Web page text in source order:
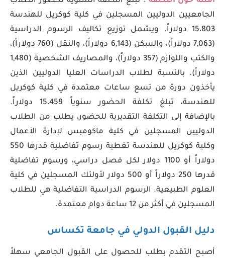
الجامعيين الدوليين المسجلين في كلية كوكريل للهندسة
15،803 دولاراً. ويشمل توزيع تكاليف الرسوم الدراسية
(7,063 دولاراً)، والسكن (6,143 دولاراً)، والنقل (760 دولاراً)،
والكتب واللوازم (357 دولاراً)، والمصاريف الشخصية (1,480
دولاراً). بالنسبة لطلاب الدراسات العليا الدوليين الذين
يأخذون دورة من تسع ساعات معتمدة في كلية كوكريل
للهندسة، تبلغ تكلفة الحضور سنوياً 15،459 دولاراً.
بالإضافة إلى التكلفة التقديرية للحضور، يطلب من الطلاب
الدوليين المسجلين في كلية ماكومبس لإدارة الأعمال
وكلية كوكريل للهندسة تغطية رسوم تفاضلية قدرها 550
دولاراً أو 1100 دولار لكل فصل دراسي، ورسوم تفاضلية
قدرها 250 دولاراً أو 500 دولار لأولئك المسجلين في كلية
العلوم الطبيعية. الرسوم الدراسية التفاضلية هي للطلاب
المسجلين في أكثر من 12 ساعة دوام معتمدة.
دليل القبول الدولي في جامعة تكساس
أصبح التقدم بطلب للحصول على القبول الجامعي سهلاً